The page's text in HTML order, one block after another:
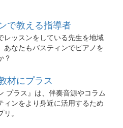
で教える指導者
レッスンをしている先生を地域
あなたもバスティンでピアノを
？
材にプラス
プラス』は、伴奏音源やコラム
ィンをより身近に活用するため
。